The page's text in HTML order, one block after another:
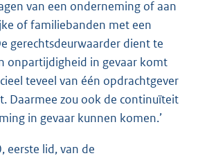
van een onderneming of aan
of familiebanden met een
gerechtsdeurwaarder dient te
onpartijdigheid in gevaar komt
teveel van één opdrachtgever
Daarmee zou ook de continuïteit
in gevaar kunnen komen.’
eerste lid, van de